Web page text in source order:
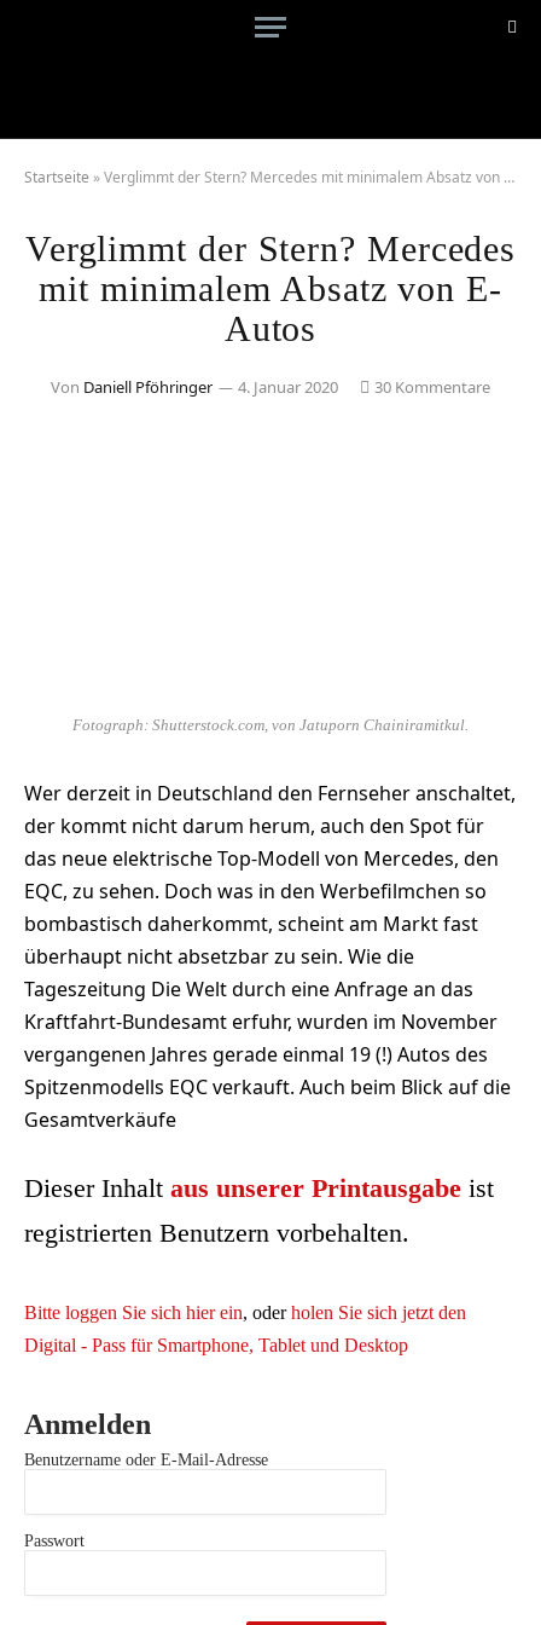
Startseite »Verglimmt der Stern? Mercedes mit minimalem Absatz von E-Autos
Verglimmt der Stern? Mercedes
mit minimalem Absatz von E-
Autos
Von Daniell Pföhringer 4. Januar 2020 30 Kommentare
Fotograph: Shutterstock.com, von Jatuporn Chainiramitkul.
Wer derzeit in Deutschland den Fernseher anschaltet,
der kommt nicht darum herum, auch den Spot für
das neue elektrische Top-Modell von Mercedes, den
EQC, zu sehen. Doch was in den Werbefilmchen so
bombastisch daherkommt, scheint am Markt fast
überhaupt nicht absetzbar zu sein. Wie die
Tageszeitung Die Welt durch eine Anfrage an das
Kraftfahrt-Bundesamt erfuhr, wurden im November
vergangenen Jahres gerade einmal 19 (!) Autos des
Spitzenmodells EQC verkauft. Auch beim Blick auf die
Gesamtverkäufe
Dieser Inhalt aus unserer Printausgabe ist
registrierten Benutzern vorbehalten.
Bitte loggen Sie sich hier ein, oderholen Sie sich jetzt den
Digital - Pass für Smartphone, Tablet und Desktop
Anmelden
Benutzername oder E-Mail-Adresse
Passwort